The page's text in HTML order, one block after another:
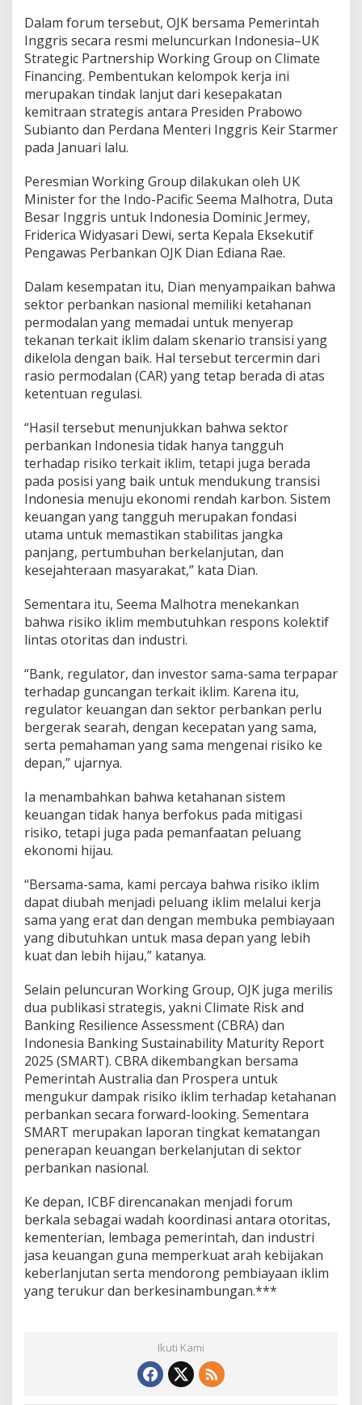
Dalam forum tersebut, OJK bersama Pemerintah
Inggris secara resmi meluncurkan Indonesia–UK
Strategic Partnership Working Group on Climate
Financing. Pembentukan kelompok kerja ini
merupakan tindak lanjut dari kesepakatan
kemitraan strategis antara Presiden Prabowo
Subianto dan Perdana Menteri Inggris Keir Starmer
pada Januari lalu.
Peresmian Working Group dilakukan oleh UK
Minister for the Indo-Pacific Seema Malhotra, Duta
Besar Inggris untuk Indonesia Dominic Jermey,
Friderica Widyasari Dewi, serta Kepala Eksekutif
Pengawas Perbankan OJK Dian Ediana Rae.
Dalam kesempatan itu, Dian menyampaikan bahwa
sektor perbankan nasional memiliki ketahanan
permodalan yang memadai untuk menyerap
tekanan terkait iklim dalam skenario transisi yang
dikelola dengan baik. Hal tersebut tercermin dari
rasio permodalan (CAR) yang tetap berada di atas
ketentuan regulasi.
“Hasil tersebut menunjukkan bahwa sektor
perbankan Indonesia tidak hanya tangguh
terhadap risiko terkait iklim, tetapi juga berada
pada posisi yang baik untuk mendukung transisi
Indonesia menuju ekonomi rendah karbon. Sistem
keuangan yang tangguh merupakan fondasi
utama untuk memastikan stabilitas jangka
panjang, pertumbuhan berkelanjutan, dan
kesejahteraan masyarakat,” kata Dian.
Sementara itu, Seema Malhotra menekankan
bahwa risiko iklim membutuhkan respons kolektif
lintas otoritas dan industri.
“Bank, regulator, dan investor sama-sama terpapar
terhadap guncangan terkait iklim. Karena itu,
regulator keuangan dan sektor perbankan perlu
bergerak searah, dengan kecepatan yang sama,
serta pemahaman yang sama mengenai risiko ke
depan,” ujarnya.
Ia menambahkan bahwa ketahanan sistem
keuangan tidak hanya berfokus pada mitigasi
risiko, tetapi juga pada pemanfaatan peluang
ekonomi hijau.
“Bersama-sama, kami percaya bahwa risiko iklim
dapat diubah menjadi peluang iklim melalui kerja
sama yang erat dan dengan membuka pembiayaan
yang dibutuhkan untuk masa depan yang lebih
kuat dan lebih hijau,” katanya.
Selain peluncuran Working Group, OJK juga merilis
dua publikasi strategis, yakni Climate Risk and
Banking Resilience Assessment (CBRA) dan
Indonesia Banking Sustainability Maturity Report
2025 (SMART). CBRA dikembangkan bersama
Pemerintah Australia dan Prospera untuk
mengukur dampak risiko iklim terhadap ketahanan
perbankan secara forward-looking. Sementara
SMART merupakan laporan tingkat kematangan
penerapan keuangan berkelanjutan di sektor
perbankan nasional.
Ke depan, ICBF direncanakan menjadi forum
berkala sebagai wadah koordinasi antara otoritas,
kementerian, lembaga pemerintah, dan industri
jasa keuangan guna memperkuat arah kebijakan
keberlanjutan serta mendorong pembiayaan iklim
yang terukur dan berkesinambungan.***
Ikuti Kami